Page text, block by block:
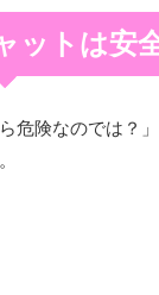
ットは安
危険なのでは？